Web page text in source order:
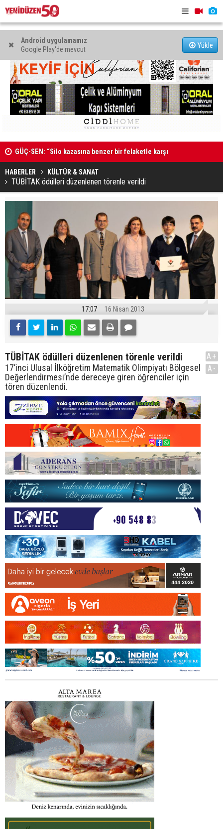
Android uygulamamız
Google Play'de mevcut
Yükle
karşıya kalınmaması adına harekete geçtik
MAHKEME İLANI
HABERLER KÜLTÜR & SANAT
TÜBİTAK ödülleri düzenlenen törenle verildi
17:07 16 Nisan 2013
TÜBİTAK ödülleri düzenlenen törenle verildi
17’inci Ulusal İlköğretim Matematik Olimpiyatı Bölgesel
Değerlendirmesi’nde dereceye giren öğrenciler için
tören düzenlendi.
A+
A-